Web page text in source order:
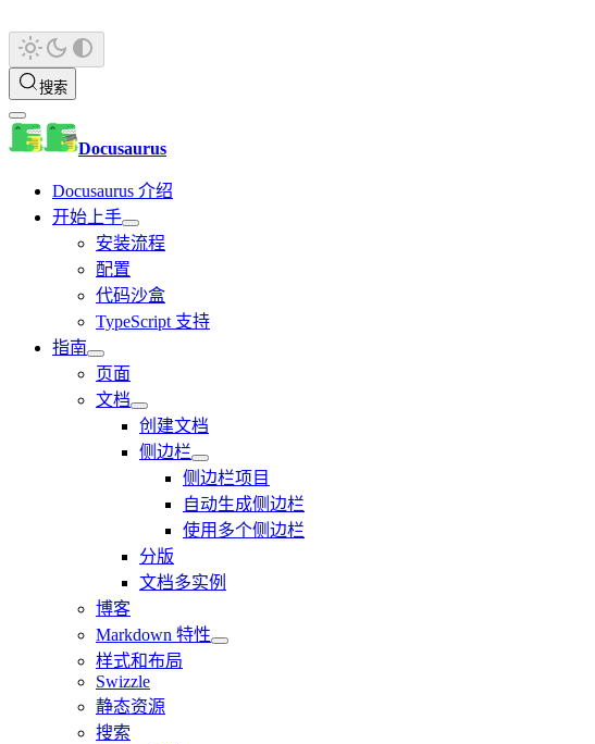
搜索
Docusaurus
Docusaurus 介绍
开始上手
安装流程
配置
代码沙盒
TypeScript 支持
指南
页面
文档
创建文档
侧边栏
侧边栏项目
自动生成侧边栏
使用多个侧边栏
分版
文档多实例
博客
Markdown 特性
样式和布局
Swizzle
静态资源
搜索